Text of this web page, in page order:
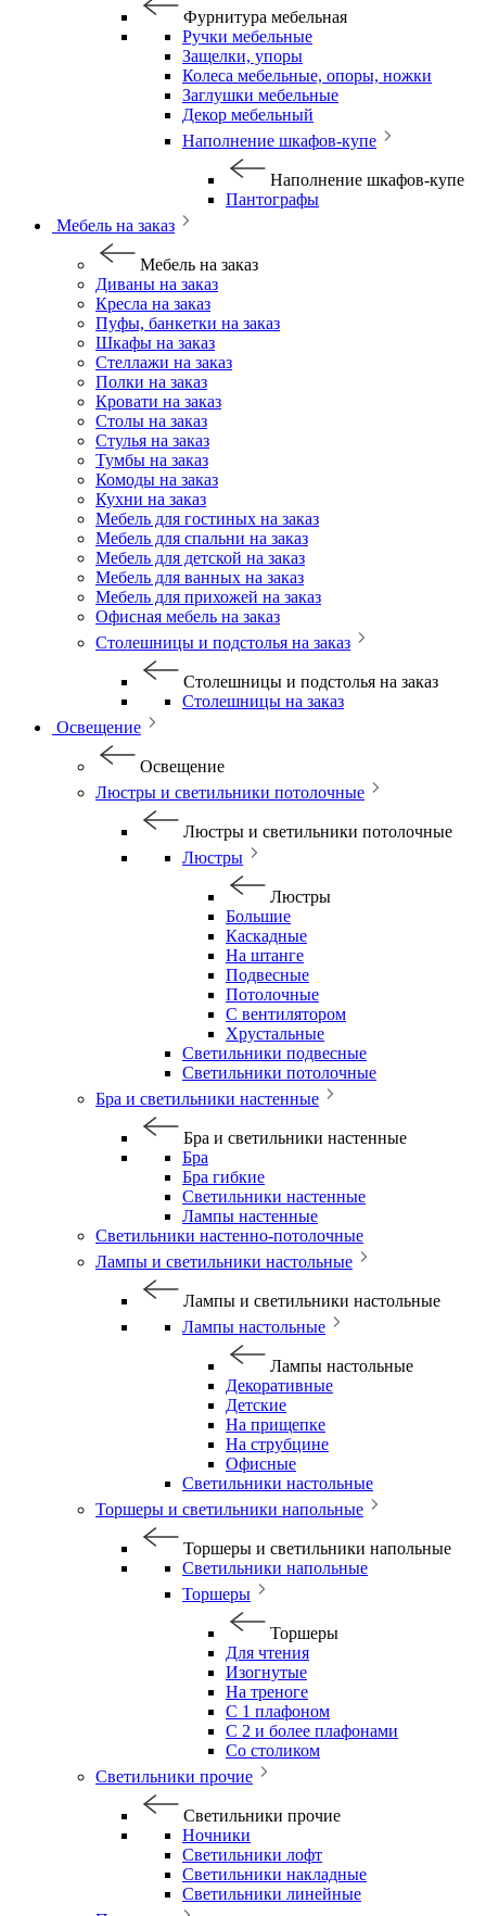
Фурнитура мебельная
Ручки мебельные
Защелки, упоры
Колеса мебельные, опоры, ножки
Заглушки мебельные
Декор мебельный
Наполнение шкафов-купе
Наполнение шкафов-купе
Пантографы
Мебель на заказ
Мебель на заказ
Диваны на заказ
Кресла на заказ
Пуфы, банкетки на заказ
Шкафы на заказ
Стеллажи на заказ
Полки на заказ
Кровати на заказ
Столы на заказ
Стулья на заказ
Тумбы на заказ
Комоды на заказ
Кухни на заказ
Мебель для гостиных на заказ
Мебель для спальни на заказ
Мебель для детской на заказ
Мебель для ванных на заказ
Мебель для прихожей на заказ
Офисная мебель на заказ
Столешницы и подстолья на заказ
Столешницы и подстолья на заказ
Столешницы на заказ
Освещение
Освещение
Люстры и светильники потолочные
Люстры и светильники потолочные
Люстры
Люстры
Большие
Каскадные
На штанге
Подвесные
Потолочные
С вентилятором
Хрустальные
Светильники подвесные
Светильники потолочные
Бра и светильники настенные
Бра и светильники настенные
Бра
Бра гибкие
Светильники настенные
Лампы настенные
Светильники настенно-потолочные
Лампы и светильники настольные
Лампы и светильники настольные
Лампы настольные
Лампы настольные
Декоративные
Детские
На прищепке
На струбцине
Офисные
Светильники настольные
Торшеры и светильники напольные
Торшеры и светильники напольные
Светильники напольные
Торшеры
Торшеры
Для чтения
Изогнутые
На треноге
С 1 плафоном
С 2 и более плафонами
Со столиком
Светильники прочие
Светильники прочие
Ночники
Светильники лофт
Светильники накладные
Светильники линейные